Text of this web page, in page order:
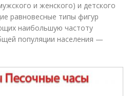
и женского) и детского
равновесные типы фигур
наибольшую частоту
популяции населения —